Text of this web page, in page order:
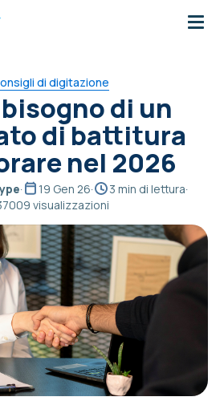
di digitazione
di un
di battitura
nel 2026
· 19 Gen 26· 3 min di lettura·
visualizzazioni